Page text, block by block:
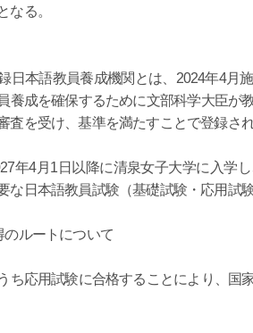
なる。
本語教員養成機関とは、2024年4月
養成を確保するために文部科学大臣が
査を受け、基準を満たすことで登録され
年4月1日以降に清泉女子大学に入学し
な日本語教員試験（基礎試験・応用試
ルートについて
応用試験に合格することにより、国